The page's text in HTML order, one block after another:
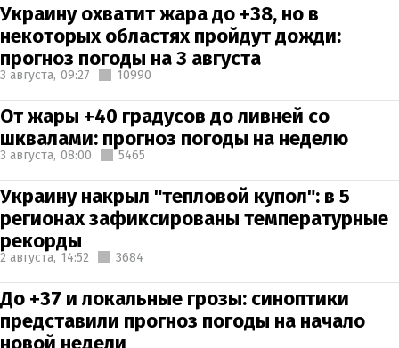
Украину охватит жара до +38, но в
некоторых областях пройдут дожди:
прогноз погоды на 3 августа
3 августа, 09:27 10990
От жары +40 градусов до ливней со
шквалами: прогноз погоды на неделю
3 августа, 08:00 5465
Украину накрыл "тепловой купол": в 5
регионах зафиксированы температурные
рекорды
2 августа, 14:52 3684
До +37 и локальные грозы: синоптики
представили прогноз погоды на начало
новой недели